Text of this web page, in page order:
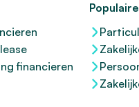
financieren